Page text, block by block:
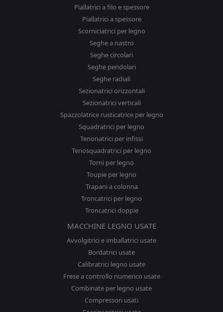
Piallatrici a filo e spessore
Piallatrici a spessore
Scorniciatrici per legno
Seghe a nastro
Seghe circolari
Seghe pendolari
Seghe radiali
Sezionatrici orizzontali
Sezionatrici verticali
Spazzolatrice rusticatrice per legno
Squadratrici per legno
Tenonatrici per infissi
Tenosquadratrici per legno
Torni per legno
Toupie per legno
Trapani a colonna
Troncatrici per legno
Troncatrici doppie
MACCHINE LEGNO USATE
Avvolgitrici e imballatrici usate
Bordatrici usate
Calibratrici legno usate
Frese a controllo numerico usate
Combinate per legno usate
Compressori usati